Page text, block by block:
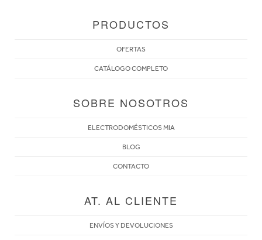
PRODUCTOS
OFERTAS
CATÁLOGO COMPLETO
SOBRE NOSOTROS
ELECTRODOMÉSTICOS MIA
BLOG
CONTACTO
AT. AL CLIENTE
ENVÍOS Y DEVOLUCIONES